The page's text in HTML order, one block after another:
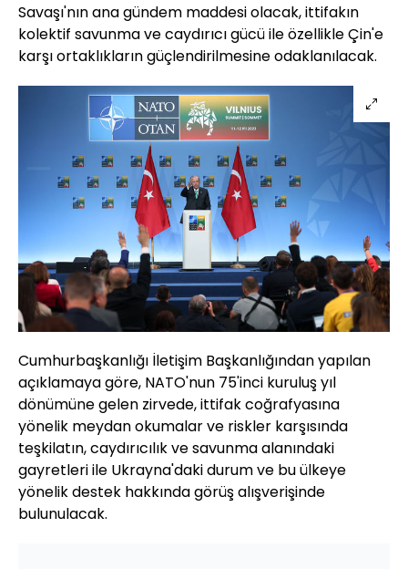
Savaşı'nın ana gündem maddesi olacak, ittifakın
kolektif savunma ve caydırıcı gücü ile özellikle Çin'e
karşı ortaklıkların güçlendirilmesine odaklanılacak.
Cumhurbaşkanlığı İletişim Başkanlığından yapılan
açıklamaya göre, NATO'nun 75'inci kuruluş yıl
dönümüne gelen zirvede, ittifak coğrafyasına
yönelik meydan okumalar ve riskler karşısında
teşkilatın, caydırıcılık ve savunma alanındaki
gayretleri ile Ukrayna'daki durum ve bu ülkeye
yönelik destek hakkında görüş alışverişinde
bulunulacak.